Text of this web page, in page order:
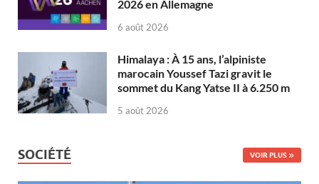
2026 en Allemagne
6 août 2026
Himalaya : À 15 ans, l’alpiniste
marocain Youssef Tazi gravit le
sommet du Kang Yatse II à 6.250 m
5 août 2026
SOCIÉTÉ VOIR PLUS